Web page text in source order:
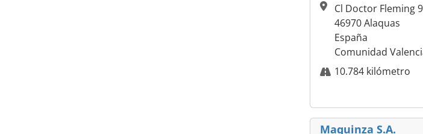
Cl Doctor Fleming 9
46970 Alaquas
España
Comunidad
10.784 kilómetro
Maquinza S.A.